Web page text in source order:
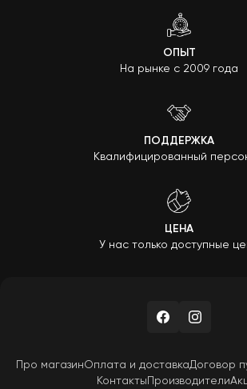
ОПЫТ
На рынке с 2009 года
ПОДДЕРЖКА
Квалифицированный
ЦЕНА
У нас только доступные
Про магазинОплата и доставкаДоговор
Контакты Производители